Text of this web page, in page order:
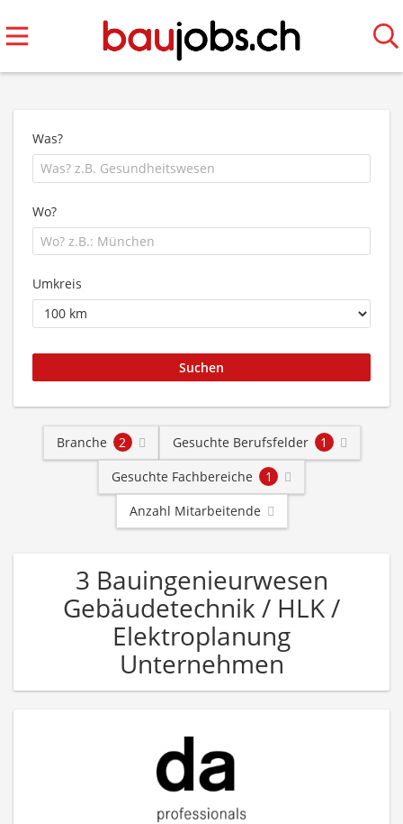
Was?
Wo?
Umkreis
Branche 2 Gesuchte Berufsfelder
1
Gesuchte Fachbereiche
1
Anzahl Mitarbeitende
3 Bauingenieurwesen
Gebäudetechnik / HLK /
Elektroplanung
Unternehmen